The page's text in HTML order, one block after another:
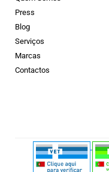
Press
Blog
Serviços
Marcas
Contactos